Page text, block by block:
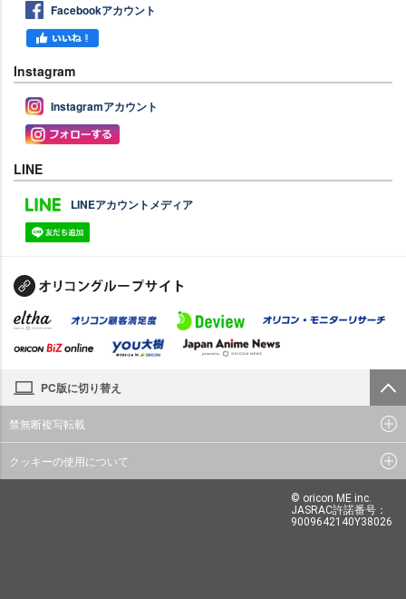
Facebookアカウント
Instagram
Instagramアカウント
LINE
LINEアカウントメディア
PC版に切り替え
禁無断複写転載
クッキーの使用について
© oricon ME inc.
JASRAC許諾番号：
9009642140Y38026